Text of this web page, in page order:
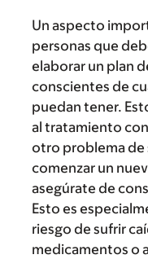
Un aspecto
personas que
elaborar un plan
conscientes de
puedan tener.
al tratamiento
otro problema de
comenzar un
asegúrate de
Esto es
riesgo de sufrir
medicamentos o